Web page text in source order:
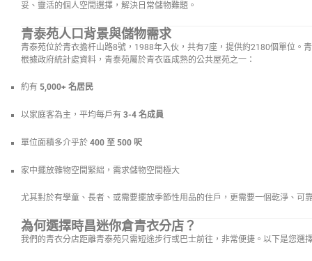
妥、靈活的個人空間選擇，解決日常儲物難題。
青泰苑人口背景與儲物需求
青泰苑位於青衣擔杆山路8號，1988年入伙，共有7座，提供約2180個單位。
根據政府統計處資料，青泰苑屬於青衣區成熟的公共屋苑之一：
約有 5,000+ 名居民
以家庭客為主，平均每戶有 3-4 名成員
單位面積多介乎於 400 至 500 呎
家中擺放雜物空間緊絀，需求儲物空間極大
尤其對於有學童、長者、或需要擺放季節性用品的住戶，更需要一個乾淨、可
為何選擇時昌迷你倉青衣分店？
我們的青衣分店距離青泰苑只需短途步行或巴士前往，非常便捷。以下是您選